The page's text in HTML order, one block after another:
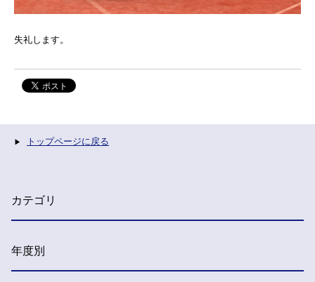
失礼します。
トップページに戻る
カテゴリ
年度別